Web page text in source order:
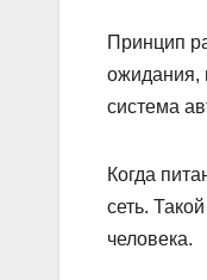
Принцип
ожидания,
система
Когда
сеть.
человека.